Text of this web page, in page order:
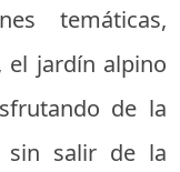
temáticas,
el jardín alpino
de la
sin salir de la